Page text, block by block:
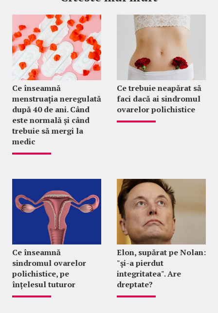
Ce înseamnă
menstruația neregulată
după 40 de ani. Când
este normală și când
trebuie să mergi la
medic
Ce trebuie neapărat să
faci dacă ai sindromul
ovarelor polichistice
Ce înseamnă
sindromul ovarelor
polichistice, pe
înțelesul tuturor
Elon, supărat pe Nolan:
"şi-a pierdut
integritatea". Are
dreptate?